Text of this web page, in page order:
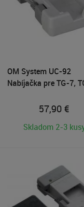
OM System UC-92
Nabíjačka pre TG-7,
57,90 €
Skladom 2-3